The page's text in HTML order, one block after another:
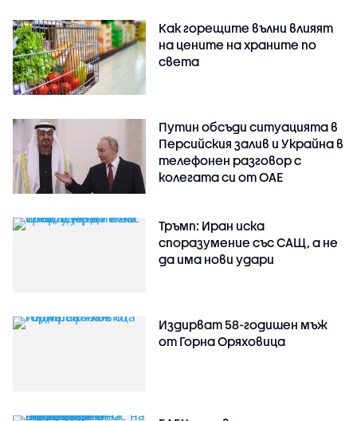
Как горещите вълни влияят
на цените на храните по
света
Путин обсъди ситуацията в
Персийския залив и Украйна в
телефонен разговор с
колегата си от ОАЕ
Тръмп: Иран иска
споразумение със САЩ, а не
да има нови удари
Издирват 58-годишен мъж
от Горна Оряховица